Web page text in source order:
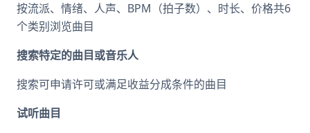
按流派、情绪、人声、BPM（拍子数）、时长、价格共6
个类别浏览曲目
搜索特定的曲目或音乐人
搜索可申请许可或满足收益分成条件的曲目
试听曲目